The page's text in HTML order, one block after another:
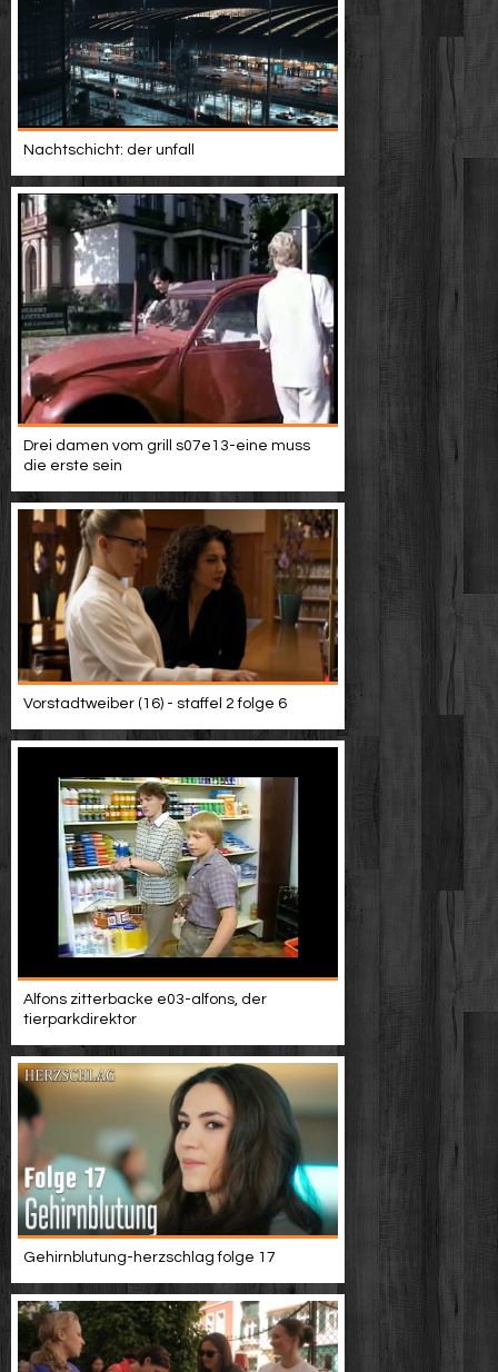
Nachtschicht: der unfall
Drei damen vom grill s07e13-eine muss
die erste sein
Vorstadtweiber (16) - staffel 2 folge 6
Alfons zitterbacke e03-alfons, der
tierparkdirektor
Gehirnblutung-herzschlag folge 17